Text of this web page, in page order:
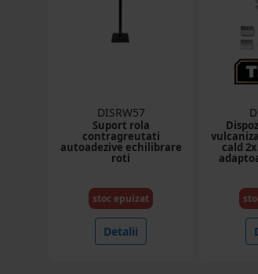
DISRW57
Suport rola
contragreutati
autoadezive echilibrare
roti
stoc epuizat
Detalii
cald